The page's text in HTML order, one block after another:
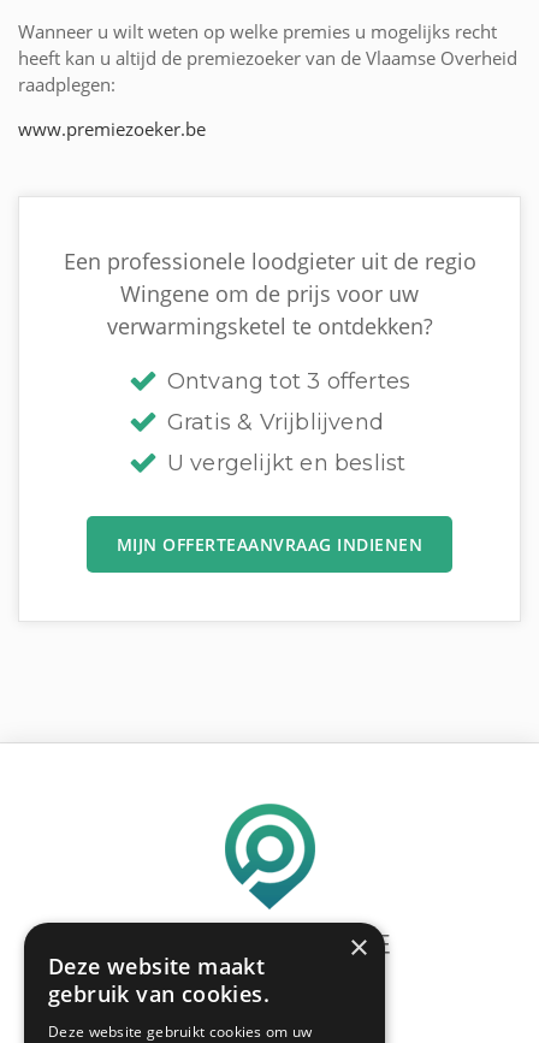
Wanneer u wilt weten op welke premies u mogelijks recht
heeft kan u altijd de premiezoeker van de Vlaamse Overheid
raadplegen:
www.premiezoeker.be
Een professionele loodgieter uit de regio
Wingene om de prijs voor uw
verwarmingsketel te ontdekken?
Ontvang tot 3 offertes
Gratis & Vrijblijvend
U vergelijkt en beslist
MIJN OFFERTEAANVRAAG INDIENEN
Meerdere offertes
gratis & vrijblijvend!
×
Deze website maakt
gebruik van cookies.
Deze website gebruikt cookies om uw